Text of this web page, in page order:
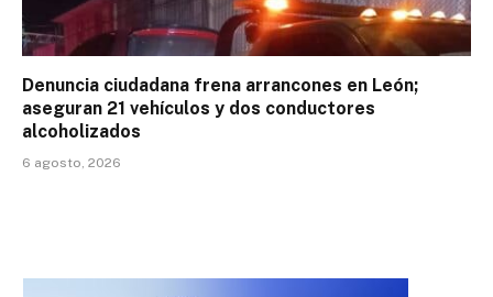
Denuncia ciudadana frena arrancones en León;
aseguran 21 vehículos y dos conductores
alcoholizados
6 agosto, 2026